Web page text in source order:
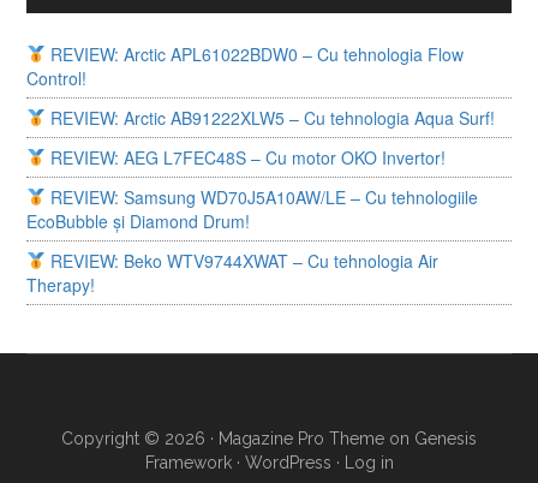
REVIEW: Arctic APL61022BDW0 – Cu tehnologia Flow
Control!
REVIEW: Arctic AB91222XLW5 – Cu tehnologia Aqua Surf!
REVIEW: AEG L7FEC48S – Cu motor OKO Invertor!
REVIEW: Samsung WD70J5A10AW/LE – Cu tehnologiile
EcoBubble și Diamond Drum!
REVIEW: Beko WTV9744XWAT – Cu tehnologia Air
Therapy!
Copyright © 2026 · Magazine Pro Theme on Genesis
Framework· WordPress · Log in